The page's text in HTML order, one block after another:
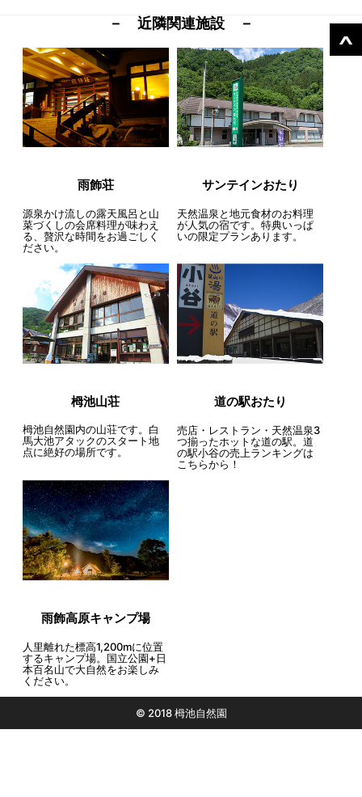
－ 近隣関連施設 －
雨飾荘
源泉かけ流しの露天風呂と山
菜づくしの会席料理が味わえ
る、贅沢な時間をお過ごしく
ださい。
サンテインおたり
天然温泉と地元食材のお料理
が人気の宿です。特典いっぱ
いの限定プランあります。
栂池山荘
栂池自然園内の山荘です。白
馬大池アタックのスタート地
点に絶好の場所です。
道の駅おたり
売店・レストラン・天然温泉3
つ揃ったホットな道の駅。道
の駅小谷の売上ランキングは
こちらから！
雨飾高原キャンプ場
人里離れた標高1,200mに位置
するキャンプ場。国立公園+日
本百名山で大自然をお楽しみ
ください。
© 2018 栂池自然園